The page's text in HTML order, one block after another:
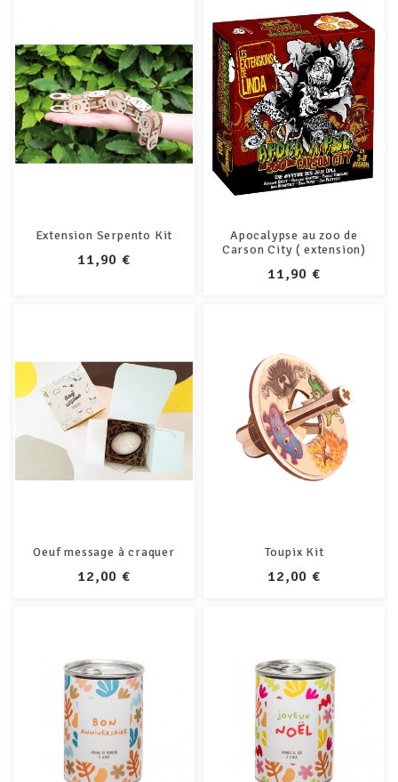
Extension Serpento Kit
PRIX
11,90 €
Apocalypse au zoo de
Carson City ( extension)
PRIX
11,90 €
Oeuf message à craquer
PRIX
12,00 €
Toupix Kit
PRIX
12,00 €